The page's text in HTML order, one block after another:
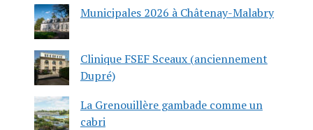
Municipales 2026 à Châtenay-Malabry
Clinique FSEF Sceaux (anciennement
Dupré)
La Grenouillère gambade comme un
cabri